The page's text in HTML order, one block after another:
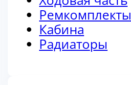
Ремкомплекты
Кабина
Радиаторы